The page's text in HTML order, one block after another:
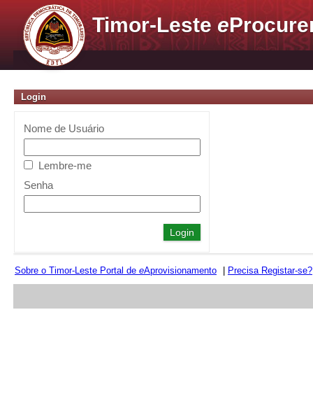
Timor-Lestee
Login
Nome de Usuário
Lembre-me
Senha
Sobre o Timor-Leste Portal de eAprovisionamento Precisa Registar-se?